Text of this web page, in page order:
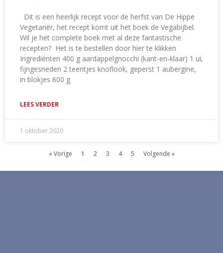
Dit is een heerlijk recept voor de herfst van De Hippe
Vegetariër, het recept komt uit het boek de Vegabijbel.
Wil je het complete boek met al deze fantastische
recepten? Het is te bestellen door hier te klikken
Ingrediënten 400 g aardappelgnocchi (kant-en-klaar) 1 ui,
fijngesneden 2 teentjes knoflook, geperst 1 aubergine,
in blokjes 600 g
LEES VERDER
1 oktober 2020
« Vorige 1 2 3 4 5 Volgende »